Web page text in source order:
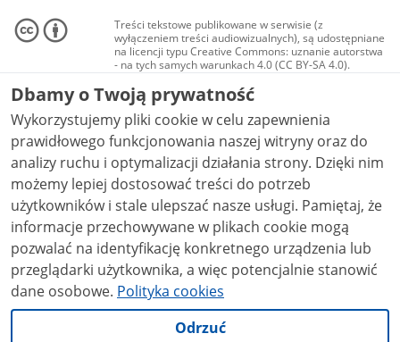
Treści tekstowe publikowane w serwisie (z
wyłączeniem treści audiowizualnych), są udostępniane
na licencji typu Creative Commons: uznanie autorstwa
- na tych samych warunkach 4.0 (CC BY-SA 4.0).
Materiały audiowizualne, w tym zdjęcia, materiały
audio i wideo, są udostępniane na licencji typu
Creative Commons: uznanie autorstwa użycie
niekomercyjne - bez utworów zależnych 4.0 (CC BY-
NC-ND 4.0), o ile nie jest to stwierdzone inaczej.
Dbamy o Twoją prywatność
Wykorzystujemy pliki cookie w celu zapewnienia
prawidłowego funkcjonowania naszej witryny oraz do
analizy ruchu i optymalizacji działania strony. Dzięki nim
możemy lepiej dostosować treści do potrzeb
użytkowników i stale ulepszać nasze usługi. Pamiętaj, że
informacje przechowywane w plikach cookie mogą
pozwalać na identyfikację konkretnego urządzenia lub
przeglądarki użytkownika, a więc potencjalnie stanowić
dane osobowe. Polityka cookies
Odrzuć